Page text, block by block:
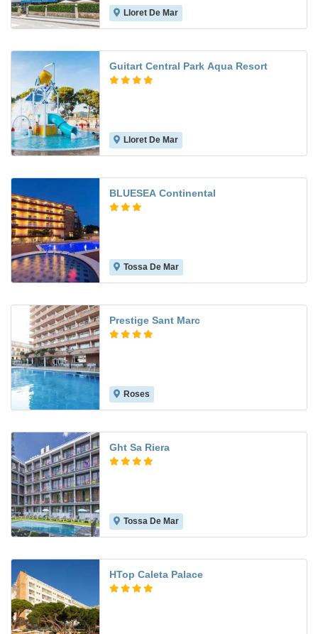
Lloret De Mar
Guitart Central Park Aqua Resort
Lloret De Mar
BLUESEA Continental
Tossa De Mar
Prestige Sant Marc
Roses
Ght Sa Riera
Tossa De Mar
HTop Caleta Palace